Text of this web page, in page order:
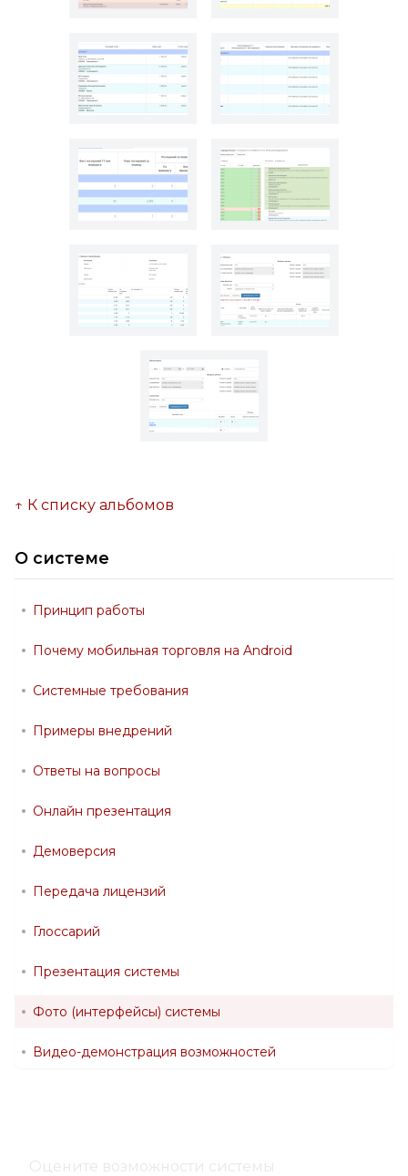
О системе
Принцип работы
Почему мобильная торговля на Android
Системные требования
Примеры внедрений
Ответы на вопросы
Онлайн презентация
Демоверсия
Передача лицензий
Глоссарий
Презентация системы
Фото (интерфейсы) системы
Видео-демонстрация возможностей
Оцените возможности системы
↑ К списку альбомов